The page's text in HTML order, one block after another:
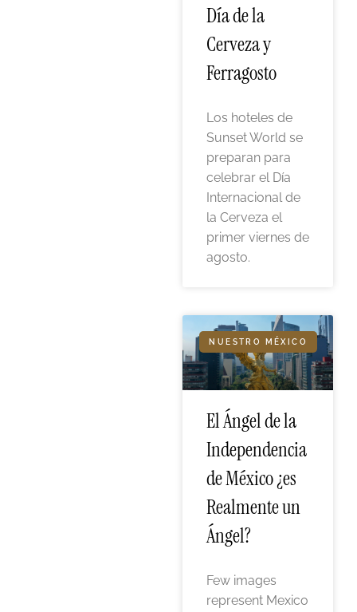
Día de la
Cerveza y
Ferragosto
Los hoteles de
Sunset World se
preparan para
celebrar el Día
Internacional de
la Cerveza el
primer viernes de
agosto.
NUESTRO MÉXICO
El Ángel de la
Independencia
de México ¿es
Realmente un
Ángel?
Few images
represent Mexico